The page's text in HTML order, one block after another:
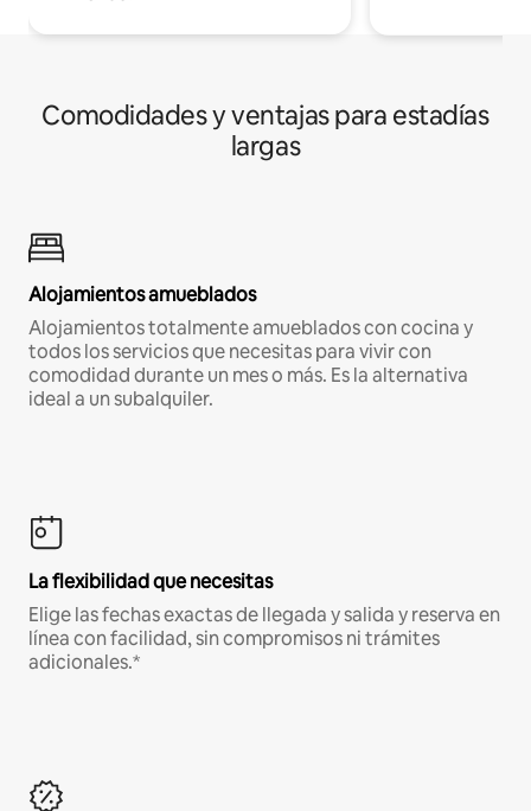
Comodidades y ventajas para estadías
largas
Alojamientos amueblados
Alojamientos totalmente amueblados con cocina y
todos los servicios que necesitas para vivir con
comodidad durante un mes o más. Es la alternativa
ideal a un subalquiler.
La flexibilidad que necesitas
Elige las fechas exactas de llegada y salida y reserva en
línea con facilidad, sin compromisos ni trámites
adicionales.*